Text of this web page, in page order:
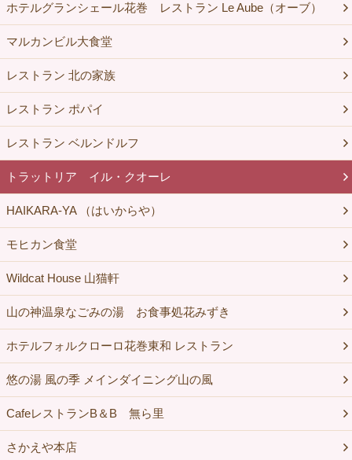
ホテルグランシェール花巻 レストラン Le Aube（オーブ）
マルカンビル大食堂
レストラン 北の家族
レストラン ポパイ
レストラン ベルンドルフ
トラットリア イル・クオーレ
HAIKARA-YA （はいからや）
モヒカン食堂
Wildcat House 山猫軒
山の神温泉なごみの湯 お食事処花みずき
ホテルフォルクローロ花巻東和 レストラン
悠の湯 風の季 メインダイニング山の風
CafeレストランB＆B 無ら里
さかえや本店